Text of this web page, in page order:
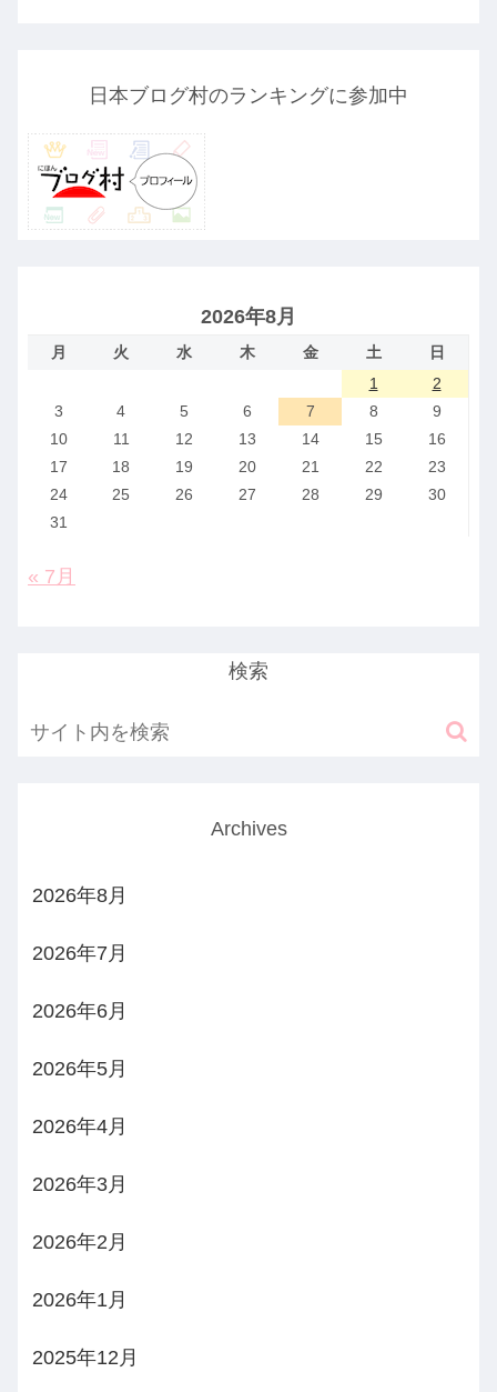
日本ブログ村のランキングに参加中
2026年8月
月 火 水 木 金 土
日
1
2
3
4 5 6 7 8
9
10
11 12 13 14 15
16
17
18 19 20 21 22
23
24
25 26 27 28 29
30
31
« 7月
検索
Archives
2026年8月
2026年7月
2026年6月
2026年5月
2026年4月
2026年3月
2026年2月
2026年1月
2025年12月